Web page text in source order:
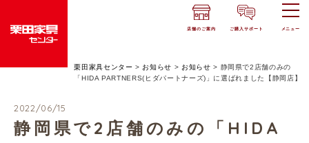
店舗のご案内 ご購入サポート メニュー
栗田家具センター > お知らせ > お知らせ > 静岡県で2店舗のみの
「HIDA PARTNERS(ヒダパートナーズ)」に選ばれました【静岡店】
2022/06/15
静岡県で2店舗のみの「HIDA